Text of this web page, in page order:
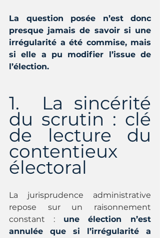
La question posée n’est donc
presque jamais de savoir si une
irrégularité a été commise, mais
si elle a pu modifier l’issue de
l’élection.
1.  La sincérité
du scrutin : clé
de lecture du
contentieux
électoral
La jurisprudence administrative
repose sur un raisonnement
constant : une élection n’est
annulée que si l’irrégularité a